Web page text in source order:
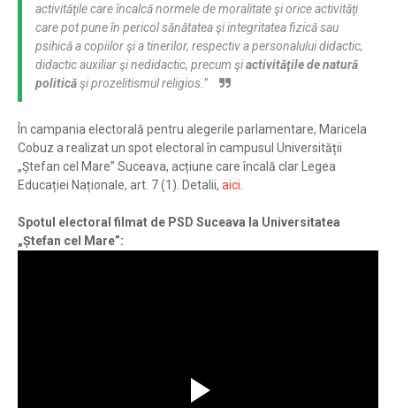
activităţile care încalcă normele de moralitate şi orice activităţi
care pot pune în pericol sănătatea şi integritatea fizică sau
psihică a copiilor şi a tinerilor, respectiv a personalului didactic,
didactic auxiliar şi nedidactic, precum şiactivităţile de natură
politicăşi prozelitismul religios.”
În campania electorală pentru alegerile parlamentare, Maricela
Cobuz a realizat un spot electoral în campusul Universității
„Ștefan cel Mare” Suceava, acțiune care încală clar Legea
Educației Naționale, art. 7 (1). Detalii, aici
Spotul electoral filmat de PSD Suceava la Universitatea
„Ștefan cel Mare”: